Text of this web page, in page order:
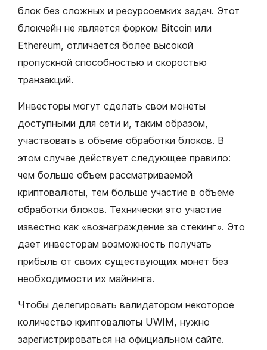
блок без сложных и ресурсоемких задач. Этот
блокчейн не является форком Bitcoin или
Ethereum, отличается более высокой
пропускной способностью и скоростью
транзакций.
Инвесторы могут сделать свои монеты
доступными для сети и, таким образом,
участвовать в объеме обработки блоков. В
этом случае действует следующее правило:
чем больше объем рассматриваемой
криптовалюты, тем больше участие в объеме
обработки блоков. Технически это участие
известно как «вознаграждение за стекинг». Это
дает инвесторам возможность получать
прибыль от своих существующих монет без
необходимости их майнинга.
Чтобы делегировать валидатором некоторое
количество криптовалюты UWIM, нужно
зарегистрироваться на официальном сайте.